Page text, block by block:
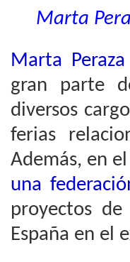
Marta
Marta Peraza
gran parte
diversos
ferias
Además, en
una
proyectos
España en el